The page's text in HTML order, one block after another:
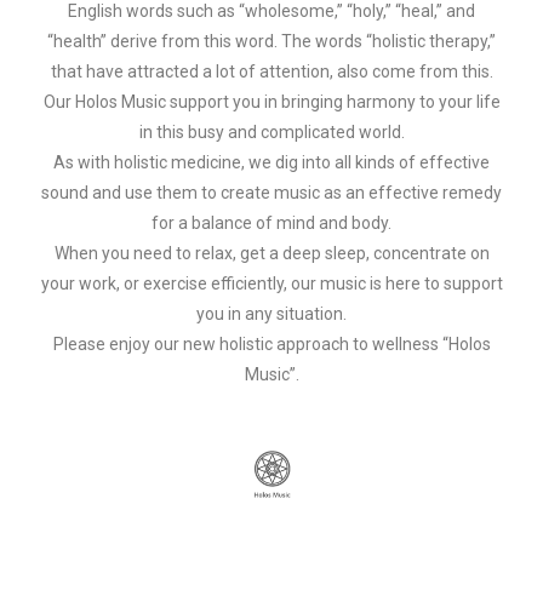
English words such as “wholesome,” “holy,” “heal,” and
“health” derive from this word. The words “holistic therapy,”
that have attracted a lot of attention, also come from this.
Our Holos Music support you in bringing harmony to your life
in this busy and complicated world.
As with holistic medicine, we dig into all kinds of effective
sound and use them to create music as an effective remedy
for a balance of mind and body.
When you need to relax, get a deep sleep, concentrate on
your work, or exercise efficiently, our music is here to support
you in any situation.
Please enjoy our new holistic approach to wellness “Holos
Music”.